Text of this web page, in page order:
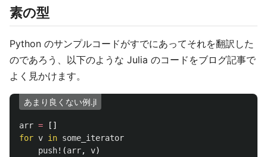
素の型
Python のサンプルコードがすでにあってそれを翻訳した
のであろう、以下のような Julia のコードをブログ記事で
よく見かけます。
あまり良くない例.jl
arr =
[]
for v in some_iterator
push! (arr, v)